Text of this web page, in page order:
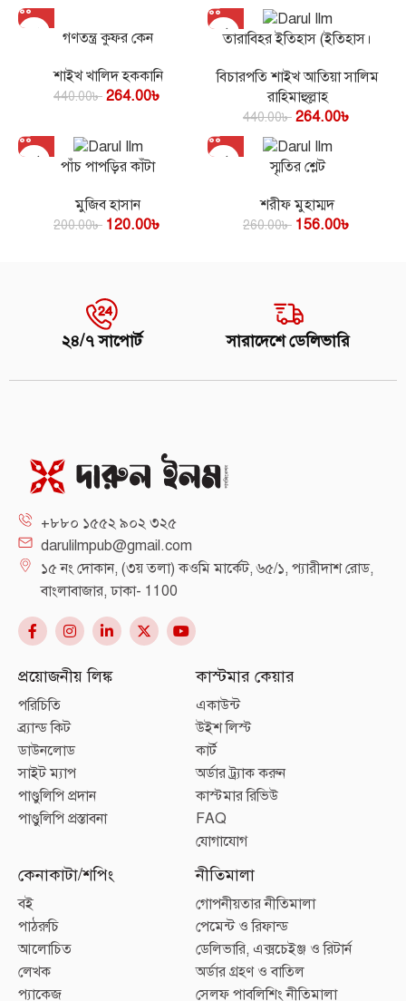
গণতন্ত্র কুফর কেন
শাইখ খালিদ হককানি
440.00৳ 264.00৳
তারাবিহর ইতিহাস (ইতিহাস।
বিচারপতি শাইখ আতিয়া সালিম
রাহিমাহুল্লাহ
440.00৳ 264.00৳
পাঁচ পাপড়ির কাঁটা
মুজিব হাসান
200.00৳ 120.00৳
স্মৃতির শ্লেট
শরীফ মুহাম্মদ
260.00৳ 156.00৳
২৪/৭ সাপোর্ট সারাদেশে ডেলিভারি
+৮৮০ ১৫৫২ ৯০২ ৩২৫
darulilmpub@gmail.com
১৫ নং দোকান, (৩য় তলা) কওমি মার্কেট, ৬৫/১, প্যারীদাশ রোড,
বাংলাবাজার, ঢাকা- 1100
প্রয়োজনীয় লিঙ্ক
পরিচিতি
ব্র্যান্ড কিট
ডাউনলোড
সাইট ম্যাপ
পাণ্ডুলিপি প্রদান
পাণ্ডুলিপি প্রস্তাবনা
কাস্টমার কেয়ার
একাউন্ট
উইশ লিস্ট
কার্ট
অর্ডার ট্র্যাক করুন
কাস্টমার রিভিউ
FAQ
যোগাযোগ
কেনাকাটা/শপিং
বই
পাঠরুচি
আলোচিত
লেখক
প্যাকেজ
নীতিমালা
গোপনীয়তার নীতিমালা
পেমেন্ট ও রিফান্ড
ডেলিভারি, এক্সচেইঞ্জ ও রিটার্ন
অর্ডার গ্রহণ ও বাতিল
সেলফ পাবলিশিং নীতিমালা